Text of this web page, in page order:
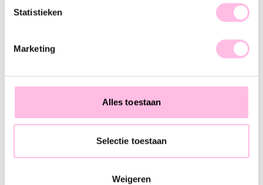
Statistieken
Marketing
Alles toestaan
Selectie toestaan
Weigeren
€14.95 €14.95
Steel bead bracelet - gold
€14.95